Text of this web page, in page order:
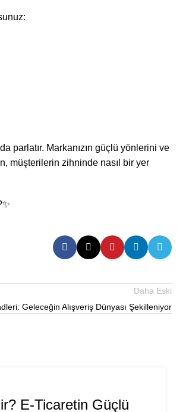
parlatır. Markanızın güçlü yönlerini ve
müşterilerin zihninde nasıl bir yer
Daha Eski
Geleceğin Alışveriş Dünyası Şekilleniyor
E-Ticaretin Güçlü